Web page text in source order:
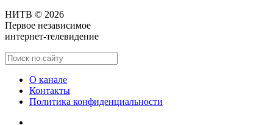
НИТВ © 2026
Первое независимое
интернет-телевидение
О канале
Контакты
Политика конфиденциальности